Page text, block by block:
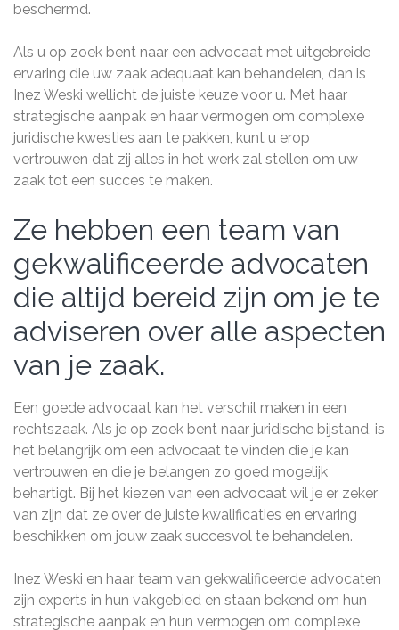
beschermd.
Als u op zoek bent naar een advocaat met uitgebreide
ervaring die uw zaak adequaat kan behandelen, dan is
Inez Weski wellicht de juiste keuze voor u. Met haar
strategische aanpak en haar vermogen om complexe
juridische kwesties aan te pakken, kunt u erop
vertrouwen dat zij alles in het werk zal stellen om uw
zaak tot een succes te maken.
Ze hebben een team van
gekwalificeerde advocaten
die altijd bereid zijn om je te
adviseren over alle aspecten
van je zaak.
Een goede advocaat kan het verschil maken in een
rechtszaak. Als je op zoek bent naar juridische bijstand, is
het belangrijk om een advocaat te vinden die je kan
vertrouwen en die je belangen zo goed mogelijk
behartigt. Bij het kiezen van een advocaat wil je er zeker
van zijn dat ze over de juiste kwalificaties en ervaring
beschikken om jouw zaak succesvol te behandelen.
Inez Weski en haar team van gekwalificeerde advocaten
zijn experts in hun vakgebied en staan bekend om hun
strategische aanpak en hun vermogen om complexe